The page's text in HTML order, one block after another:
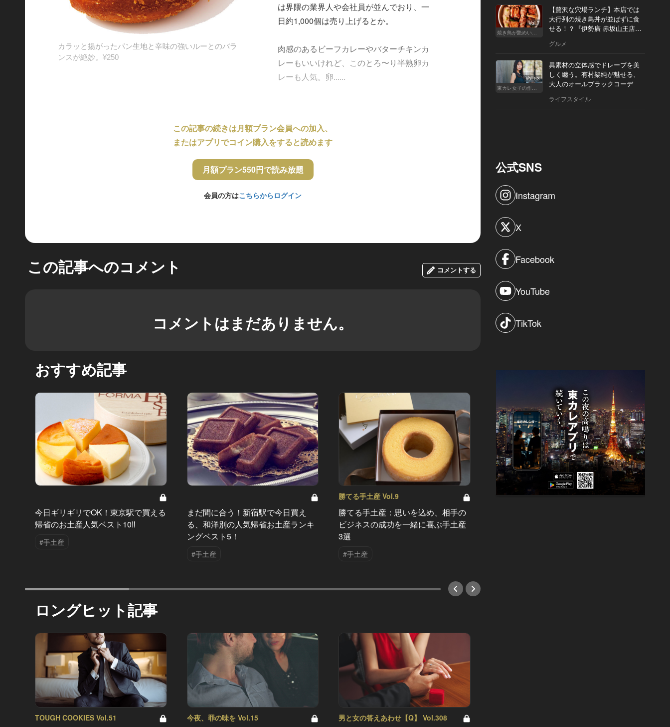
カラッと揚がったパン生地と辛味の強いルーとのバラ
ンスが絶妙。¥250
は界隈の業界人や会社員が並んでおり、一
日約1,000個は売り上げるとか。
肉感のあるビーフカレーやバターチキンカ
レーもいいけれど、このとろ〜り半熟卵カ
レーも人気。卵......
この記事の続きは月額プラン会員への加入、
またはアプリでコイン購入をすると読めます
月額プラン550円で読み放題
会員の方はこちらからログイン
この記事へのコメント コメントする
コメントはまだありません。
おすすめ記事
今日ギリギリでOK！東京駅で買える
帰省のお土産人気ベスト10‼
#手土産
まだ間に合う！新宿駅で今日買え
る、和洋別の人気帰省お土産ランキ
ングベスト5！
#手土産
勝てる手土産 Vol.9
勝てる手土産：思いを込め、相手の
ビジネスの成功を一緒に喜ぶ手土産
3選
#手土産
中目黒LOVER50人の常連店 Vol.1
ロングヒット記事
TOUGH COOKIES Vol.51 今夜、罪の味を Vol.15 男と女の答えあわせ【Q】 Vol.308
Vol.7
焼き鳥が艶めいてきた
【贅沢な穴場ランチ】本店では
大行列の焼き鳥丼が並ばずに食
せる！？『伊勢廣 赤坂山王店』
グルメ
Vol.53
東カレ女子の作り方
異素材の立体感でドレープを美
しく纏う。有村架純が魅せる、
大人のオールブラックコーデ
ライフスタイル
公式SNS
Instagram
X
Facebook
YouTube
TikTok